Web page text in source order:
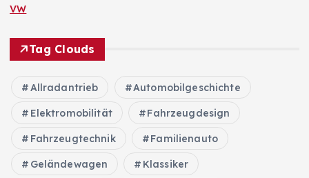
VW
Tag Clouds
Allradantrieb Automobilgeschichte
Elektromobilität Fahrzeugdesign
Fahrzeugtechnik Familienauto
Geländewagen Klassiker